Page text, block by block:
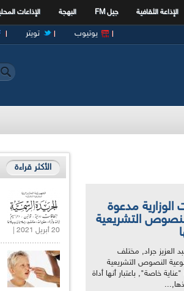
الإذاعة الثقافية جيل FM البهجة الإذاعات
تويتر يوتيوب
الوزارية مدعوة
التشريعية
العزيز جراد, مختلف
النصوص التشريعية
خاصة", باعتبار أنها أداة
الأكثر قراءة
20 أبريل 2021 |